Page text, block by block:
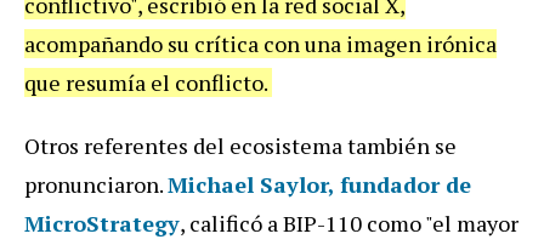
acompañando su crítica con una imagen irónica
que resumía el conflicto.
Otros referentes del ecosistema también se
pronunciaron.Michael Saylor, fundador de
MicroStrategy, calificó a BIP-110 como "el mayor